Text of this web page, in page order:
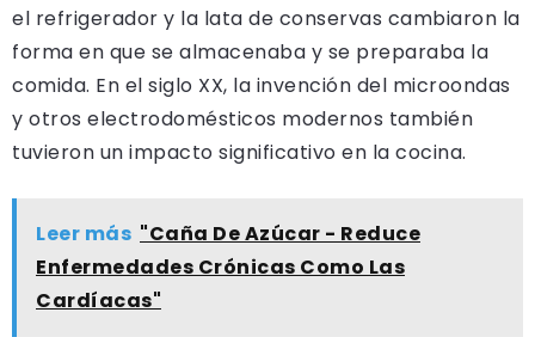
el refrigerador y la lata de conservas cambiaron la
forma en que se almacenaba y se preparaba la
comida. En el siglo XX, la invención del microondas
y otros electrodomésticos modernos también
tuvieron un impacto significativo en la cocina.
Leer más "Caña De Azúcar - Reduce
Enfermedades Crónicas Como Las
Cardíacas"